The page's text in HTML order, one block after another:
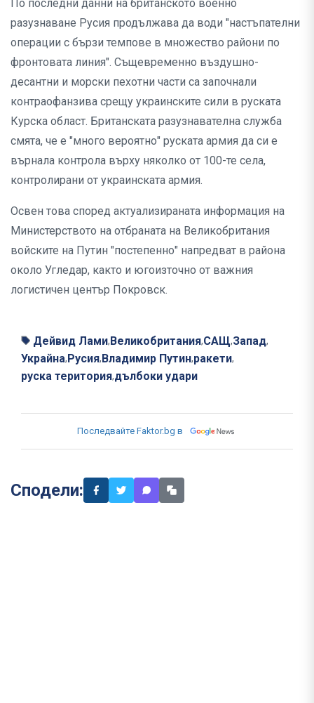
По последни данни на британското военно
разузнаване Русия продължава да води "настъпателни
операции с бързи темпове в множество райони по
фронтовата линия". Същевременно въздушно-
десантни и морски пехотни части са започнали
контраофанзива срещу украинските сили в руската
Курска област. Британската разузнавателна служба
смята, че е "много вероятно" руската армия да си е
върнала контрола върху няколко от 100-те села,
контролирани от украинската армия.
Освен това според актуализираната информация на
Министерството на отбраната на Великобритания
войските на Путин "постепенно" напредват в района
около Угледар, както и югоизточно от важния
логистичен център Покровск.
Дейвид Лами,Великобритания,САЩ,Запад,
Украйна,Русия,Владимир Путин,ракети,
руска територия,дълбоки удари
Последвайте Faktor.bg в
Сподели: